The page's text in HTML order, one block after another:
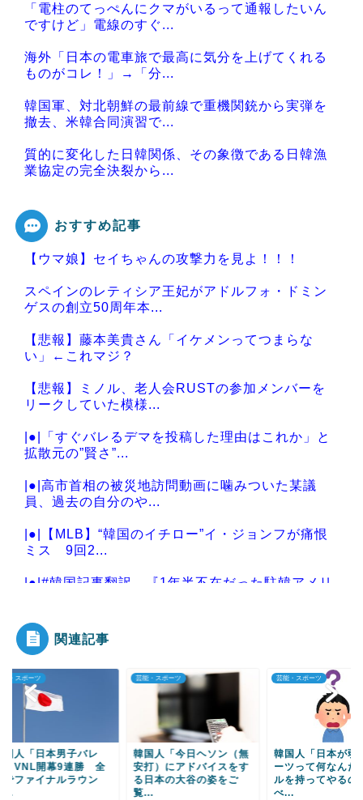
「電柱のてっぺんにクマがいるって通報したいん
ですけど」電線のすぐ...
海外「日本の電車旅で最高に気分を上げてくれる
ものがコレ！」→「分...
韓国軍、対北朝鮮の最前線で重機関銃から実弾を
撤去、米韓合同演習で...
質的に変化した日韓関係、その象徴である日韓漁
業協定の完全決裂から...
Powered by livedoor 相互RSS
おすすめ記事
【ウマ娘】セイちゃんの攻撃力を見よ！！！
スペインのレティシア王妃がアドルフォ・ドミン
ゲスの創立50周年本...
【悲報】藤本美貴さん「イケメンってつまらな
い」←これマジ？
【悲報】ミノル、老人会RUSTの参加メンバーを
リークしていた模様...
|●|「すぐバレるデマを投稿した理由はこれか」と
拡散元の”賢さ”...
|●|高市首相の被災地訪問動画に噛みついた某議
員、過去の自分のや...
|●|【MLB】“韓国のイチロー”イ・ジョンフが痛恨
ミス 9回2...
|●|#韓国記事翻訳 『1年半不在だった駐韓アメリ
Powered by livedoor 相互RSS
関連記事
スポーツ
人「日本男子バレ
VNL開幕9連勝 全
ファイナルラウン
芸能・スポーツ
韓国人「今日ヘソン（無
安打）にアドバイスをす
る日本の大谷の姿をご
覧...
芸能・スポーツ
韓国人「日本が弱い
ーツって何なんだ？
ルを持ってやるのは
べ...